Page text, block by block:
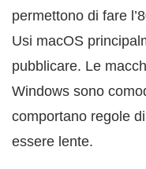
permettono di fare
Usi macOS
pubblicare. Le
Windows sono
comportano regole
essere lente.